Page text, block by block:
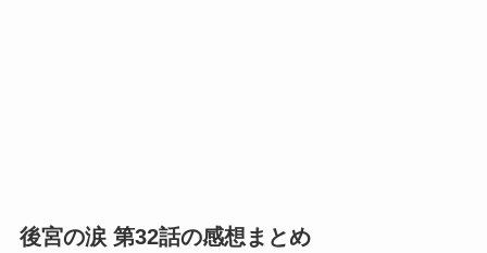
後宮の涙 第32話の感想まとめ